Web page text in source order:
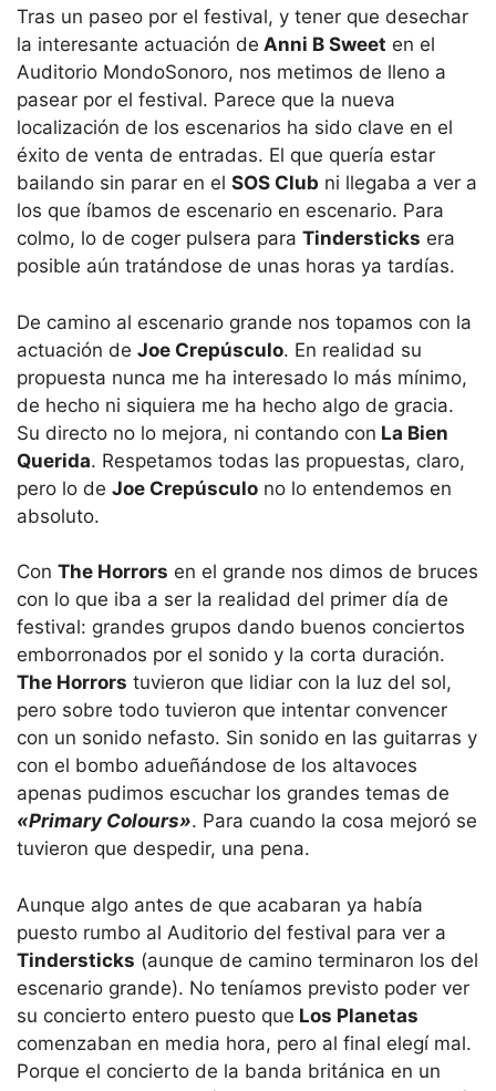
Tras un paseo por el festival, y tener que desechar
la interesante actuación de Anni B Sweet en el
Auditorio MondoSonoro, nos metimos de lleno a
pasear por el festival. Parece que la nueva
localización de los escenarios ha sido clave en el
éxito de venta de entradas. El que quería estar
bailando sin parar en el SOS Club ni llegaba a ver a
los que íbamos de escenario en escenario. Para
colmo, lo de coger pulsera para Tindersticks era
posible aún tratándose de unas horas ya tardías.
De camino al escenario grande nos topamos con la
actuación de Joe Crepúsculo. En realidad su
propuesta nunca me ha interesado lo más mínimo,
de hecho ni siquiera me ha hecho algo de gracia.
Su directo no lo mejora, ni contando con La Bien
Querida. Respetamos todas las propuestas, claro,
pero lo de Joe Crepúsculo no lo entendemos en
absoluto.
Con The Horrors en el grande nos dimos de bruces
con lo que iba a ser la realidad del primer día de
festival: grandes grupos dando buenos conciertos
emborronados por el sonido y la corta duración.
The Horrors tuvieron que lidiar con la luz del sol,
pero sobre todo tuvieron que intentar convencer
con un sonido nefasto. Sin sonido en las guitarras y
con el bombo adueñándose de los altavoces
apenas pudimos escuchar los grandes temas de
«Primary Colours». Para cuando la cosa mejoró se
tuvieron que despedir, una pena.
Aunque algo antes de que acabaran ya había
puesto rumbo al Auditorio del festival para ver a
Tindersticks (aunque de camino terminaron los del
escenario grande). No teníamos previsto poder ver
su concierto entero puesto que Los Planetas
comenzaban en media hora, pero al final elegí mal.
Porque el concierto de la banda británica en un